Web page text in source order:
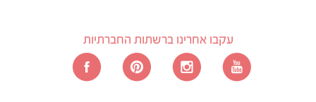
עקבו אחרינו ברשתות החברתיות